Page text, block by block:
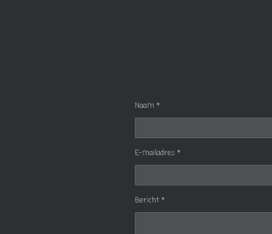
Naam *
E-mailadres *
Bericht *